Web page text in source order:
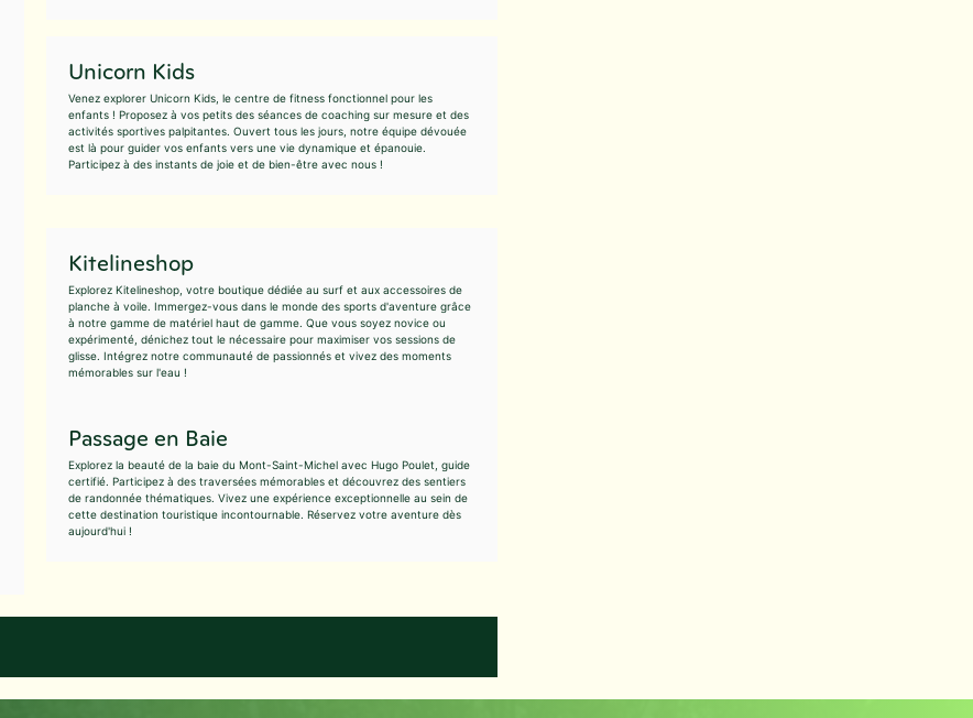
Unicorn Kids
Venez explorer Unicorn Kids, le centre de fitness fonctionnel pour les
enfants ! Proposez à vos petits des séances de coaching sur mesure et des
activités sportives palpitantes. Ouvert tous les jours, notre équipe dévouée
est là pour guider vos enfants vers une vie dynamique et épanouie.
Participez à des instants de joie et de bien-être avec nous !
Kitelineshop
Explorez Kitelineshop, votre boutique dédiée au surf et aux accessoires de
planche à voile. Immergez-vous dans le monde des sports d'aventure grâce
à notre gamme de matériel haut de gamme. Que vous soyez novice ou
expérimenté, dénichez tout le nécessaire pour maximiser vos sessions de
glisse. Intégrez notre communauté de passionnés et vivez des moments
mémorables sur l'eau !
Passage en Baie
Explorez la beauté de la baie du Mont-Saint-Michel avec Hugo Poulet, guide
certifié. Participez à des traversées mémorables et découvrez des sentiers
de randonnée thématiques. Vivez une expérience exceptionnelle au sein de
cette destination touristique incontournable. Réservez votre aventure dès
aujourd'hui !